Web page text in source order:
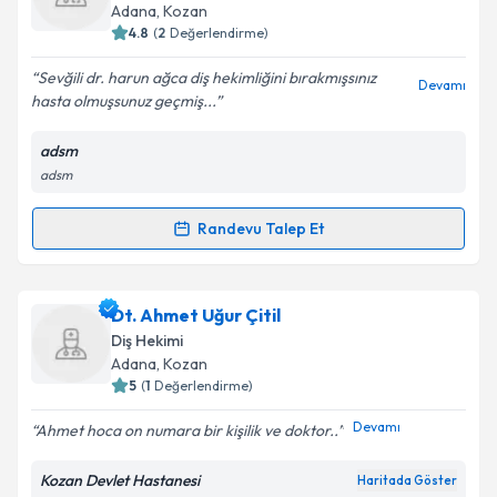
hazırlandığında e-posta ile bilgilendireceğiz.
kapsamda işlenmesini kabul ediyorum.
Adana, Kozan
4.8 (2 Değerlendirme)
Sevğili dr. harun ağca diş hekimliğini bırakmışsınız
hasta olmuşsunuz geçmiş...
Devamı
adsm
adsm
Randevu Talep Et
Randevu Takvimi Talebi
Dt. Harun Ağcaiçin randevu takvimi talebi oluşturun.
Size bu uzmandan randevu almanız için bir takvim
hazırlandığında e-posta ile bilgilendireceğiz.
Dt. Ahmet Uğur Çitil
Diş Hekimi
Adana, Kozan
5 (1 Değerlendirme)
Ahmet hoca on numara bir kişilik ve doktor.. Devamı
Kozan Devlet Hastanesi Haritada Göster